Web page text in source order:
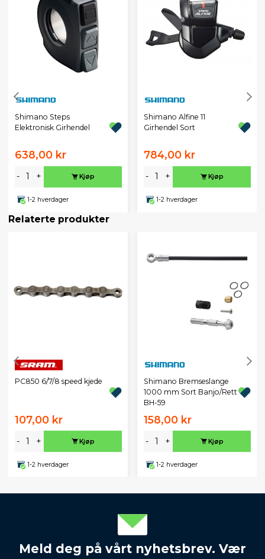
Shimano Steps
Elektronisk Girhendel
638,00 kr
- + Kjøp
1-2 hverdager
Shimano Alfine 11
Girhendel Sort
784,00 kr
- + Kjøp
1-2 hverdager
Relaterte produkter
PC850 6/7/8 speed kjede
107,00 kr
- + Kjøp
1-2 hverdager
Shimano Bremseslange
1000 mm Sort Banjo/Rett
BH-59
158,00 kr
- + Kjøp
1-2 hverdager
Meld deg på vårt nyhetsbrev. Vær